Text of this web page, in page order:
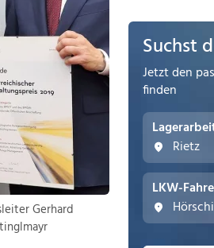
Gerhard
Suchst
Jetzt den
finden
Rietz
LKW-